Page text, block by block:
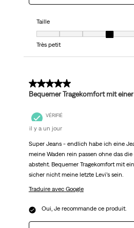
Taille
Taille, 4 sur 7, où 1 est égal à Très
Très petit
5 sur 5 étoiles.
Bequemer Tragekomfort mit
VÉRIFIÉ
il y a un jour
Super Jeans - endlich habe ich eine
meine Waden rein passen ohne das
absteht. Bequemer Tragekomfort mit
sicher nicht meine letzte Levi’s sein.
Traduire avec Google
Oui, Je recommande ce produit.